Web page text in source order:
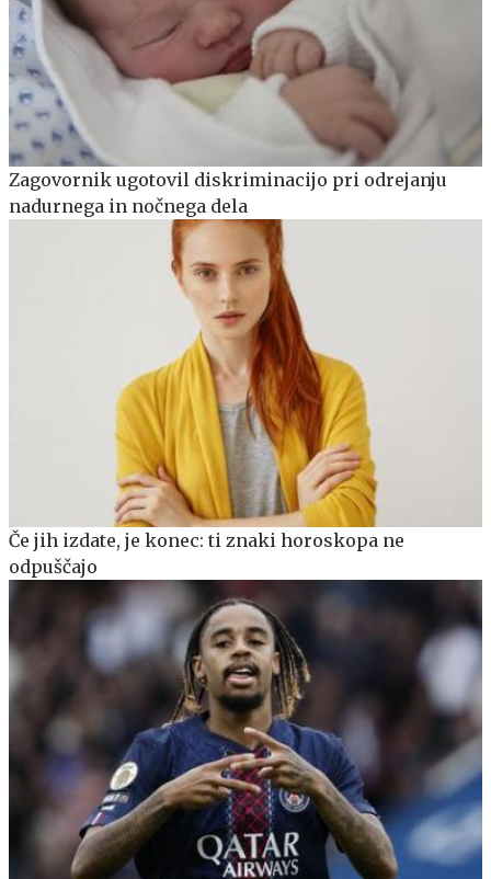
Zagovornik ugotovil diskriminacijo pri odrejanju
nadurnega in nočnega dela
Če jih izdate, je konec: ti znaki horoskopa ne
odpuščajo